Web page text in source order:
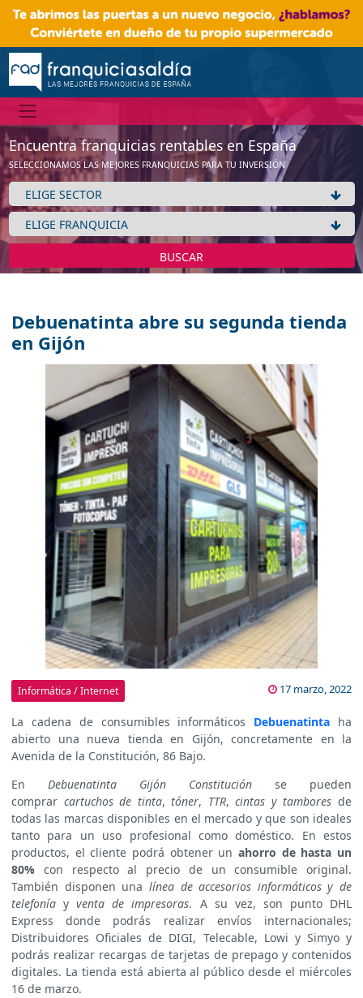
Encuentra franquicias rentables en España
SELECCIONAMOS LAS MEJORES FRANQUICIAS PARA TU INVERSIÓN
BUSCAR
Debuenatinta abre su segunda tienda
en Gijón
Informática / Internet 17 marzo, 2022
La cadena de consumibles informáticos Debuenatinta ha
abierto una nueva tienda en Gijón, concretamente en la
Avenida de la Constitución, 86 Bajo.
En Debuenatinta Gijón Constitución se pueden
comprar cartuchos de tinta,tóner, TTR,cintas y tambores de
todas las marcas disponibles en el mercado y que son ideales
tanto para un uso profesional como doméstico. En estos
productos, el cliente podrá obtener un ahorro de hasta un
80% con respecto al precio de un consumible original.
También disponen una línea de accesorios informáticos y de
telefonía yventa de impresoras. A su vez, son punto DHL
Express donde podrás realizar envíos internacionales;
Distribuidores Oficiales de DIGI, Telecable, Lowi y Simyo y
podrás realizar recargas de tarjetas de prepago y contenidos
digitales. La tienda está abierta al público desde el miércoles
16 de marzo.